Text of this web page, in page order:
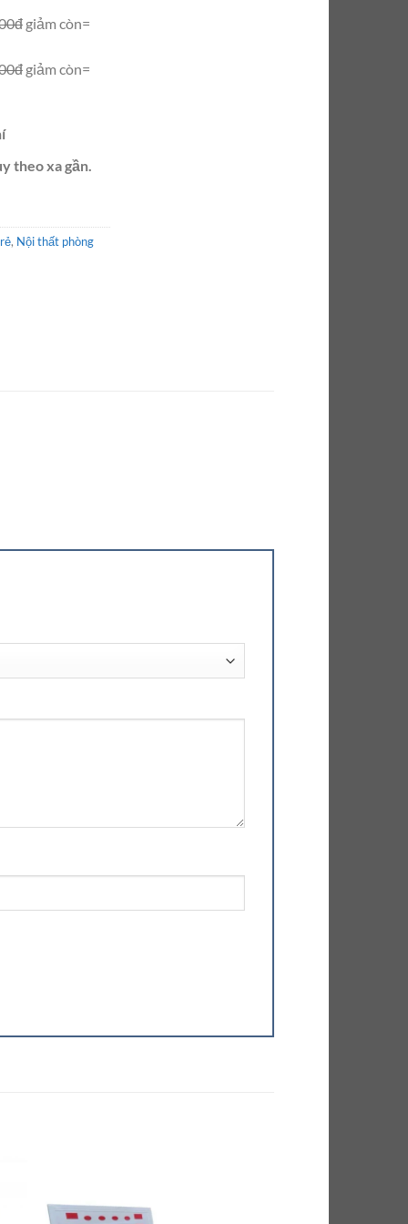
giảm còn=
giảm còn=
theo xa gần.
, Nội thất phòng